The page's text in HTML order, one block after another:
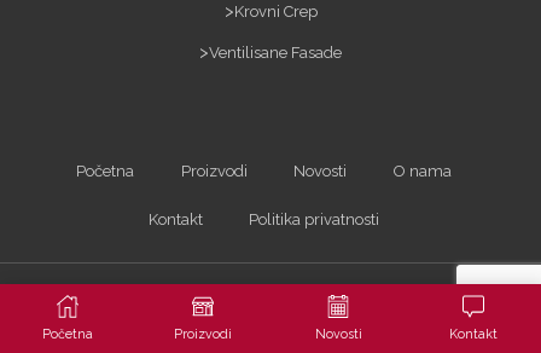
Krovni Crep
Ventilisane Fasade
Početna Proizvodi Novosti O nama
Kontakt Politika privatnosti
Kopiranje sadržaja bez dozvole je zabranjeno i kažnjivo po zakonu. Sva prava
zadržana ©2023
ARTerracotta d.o.o. | Powered by Arhitekta
Početna Proizvodi Novosti Kontakt